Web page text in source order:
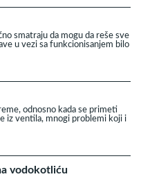
smatraju da mogu da reše sve
u vezi sa funkcionisanjem bilo
odnosno kada se primeti
iz ventila, mnogi problemi koji i
vodokotliću